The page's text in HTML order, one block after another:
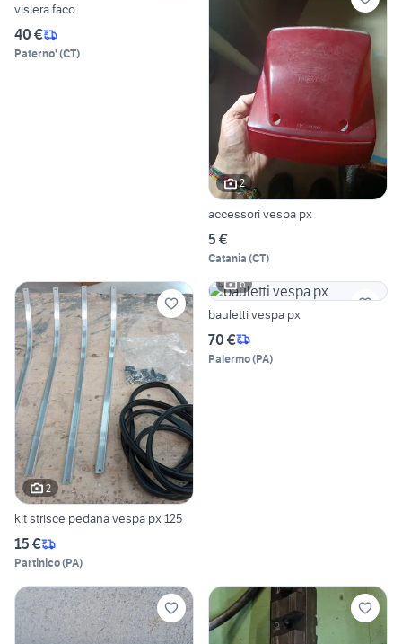
visiera faco
40 €
Paterno' (CT)
2
accessori vespa px
5 €
Catania (CT)
2
kit strisce pedana vespa px 125
15 €
Partinico(PA)
6
bauletti vespa px
70 €
Palermo(PA)